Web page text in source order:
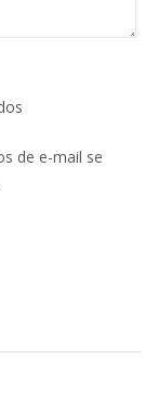
de e-mail se